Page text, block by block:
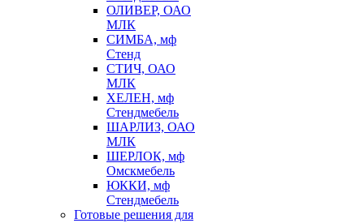
ОЛИВЕР, ОАО
МЛК
СИМБА, мф
Стенд
СТИЧ, ОАО
МЛК
ХЕЛЕН, мф
Стендмебель
ШАРЛИЗ, ОАО
МЛК
ШЕРЛОК, мф
Омскмебель
ЮККИ, мф
Стендмебель
Готовые решения для